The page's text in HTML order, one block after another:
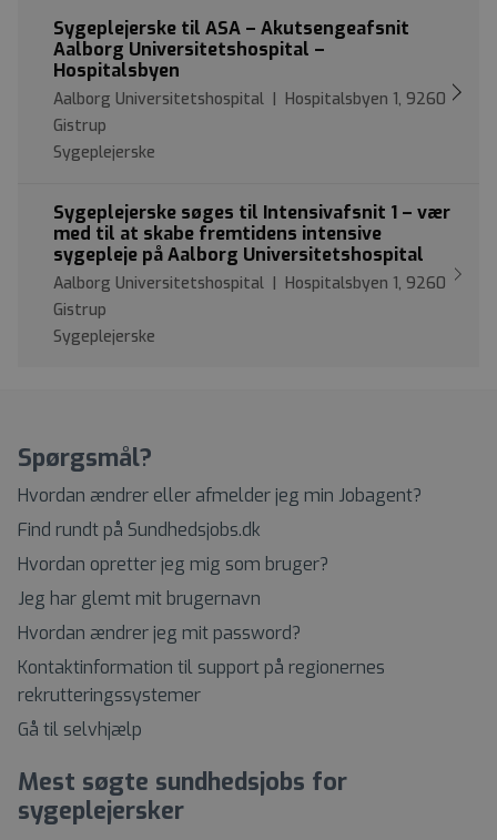
Sygeplejerske til ASA – Akutsengeafsnit
Aalborg Universitetshospital –
Hospitalsbyen
Aalborg Universitetshospital | Hospitalsbyen 1, 9260
Gistrup
Sygeplejerske
Sygeplejerske søges til Intensivafsnit 1 – vær
med til at skabe fremtidens intensive
sygepleje på Aalborg Universitetshospital
Aalborg Universitetshospital | Hospitalsbyen 1, 9260
Gistrup
Sygeplejerske
Spørgsmål?
Hvordan ændrer eller afmelder jeg min Jobagent?
Find rundt på Sundhedsjobs.dk
Hvordan opretter jeg mig som bruger?
Jeg har glemt mit brugernavn
Hvordan ændrer jeg mit password?
Kontaktinformation til support på regionernes
rekrutteringssystemer
Gå til selvhjælp
Mest søgte sundhedsjobs for
sygeplejersker